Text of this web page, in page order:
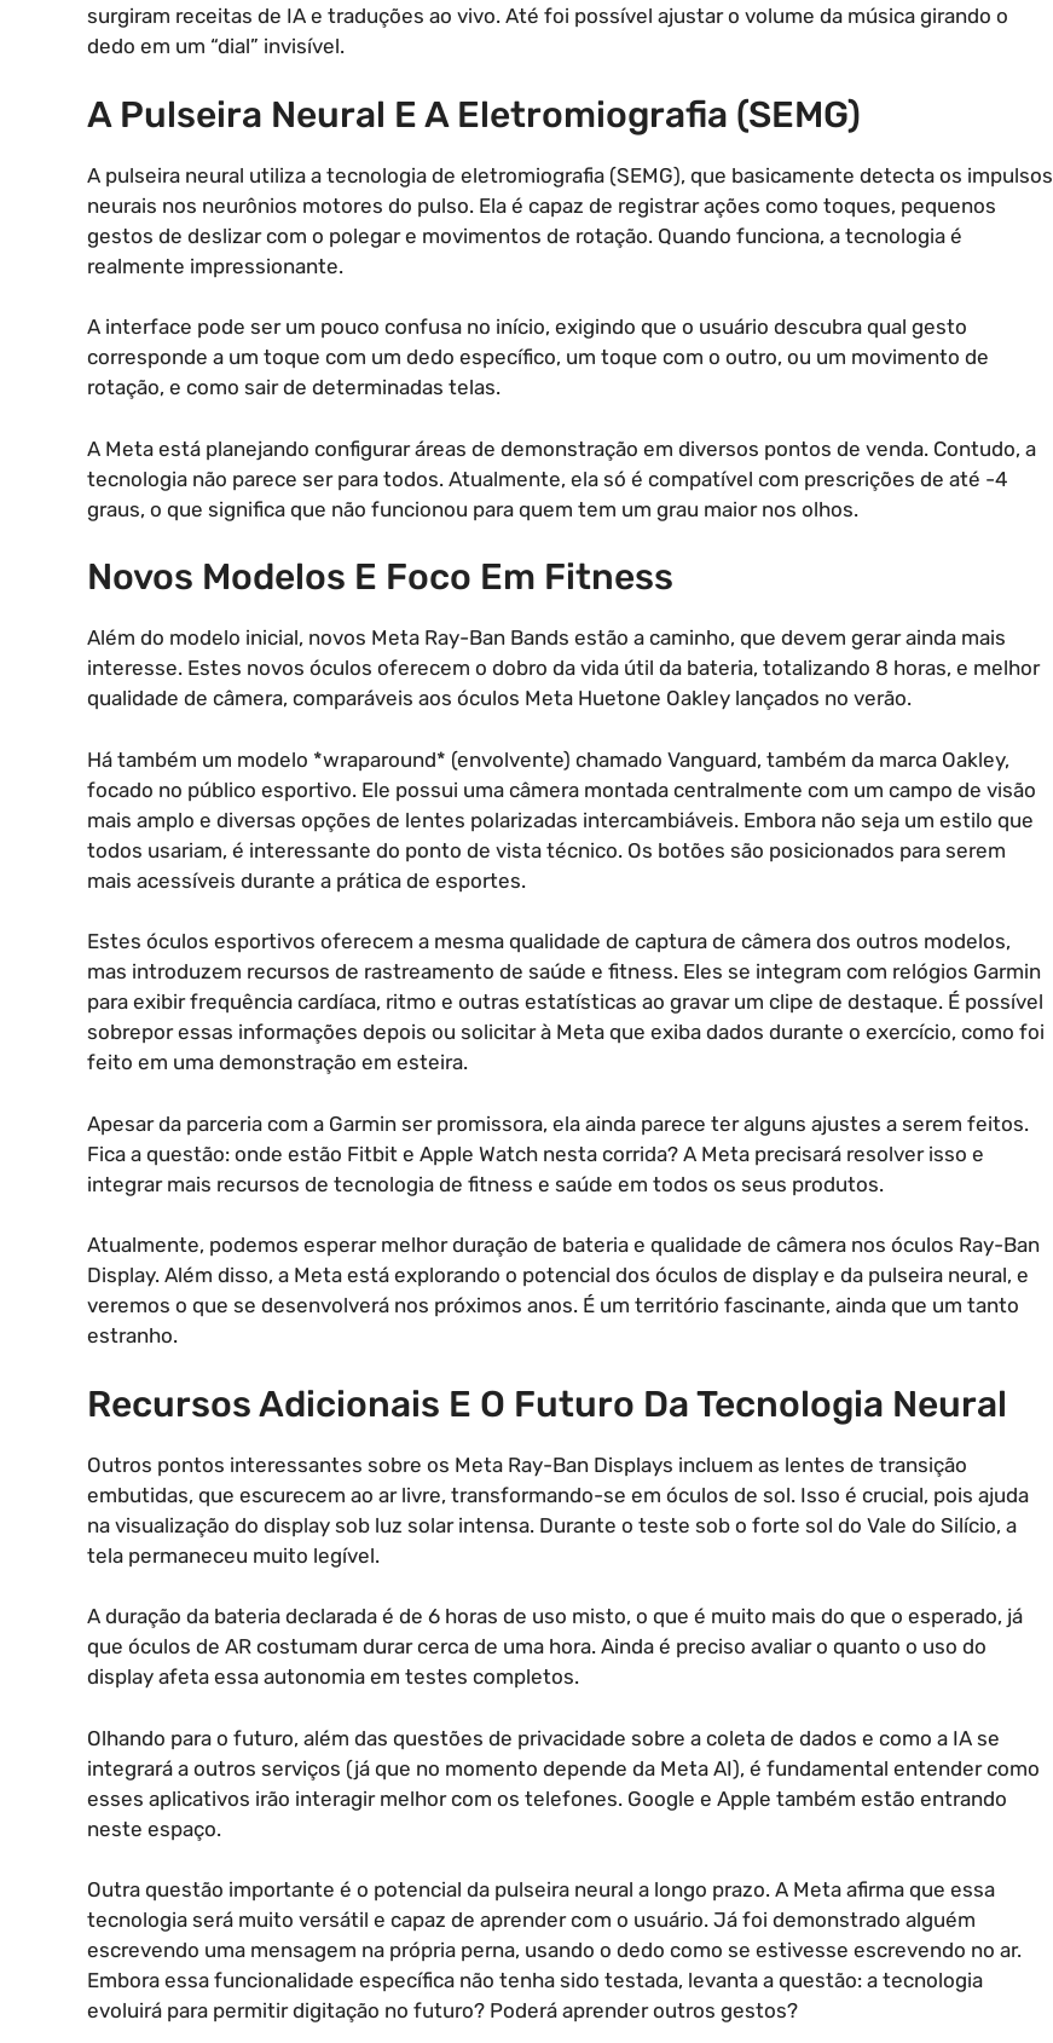
surgiram receitas de IA e traduções ao vivo. Até foi possível ajustar o volume da música girando o
dedo em um “dial” invisível.
A Pulseira Neural E A Eletromiografia (SEMG)
A pulseira neural utiliza a tecnologia de eletromiografia (SEMG), que basicamente detecta os impulsos
neurais nos neurônios motores do pulso. Ela é capaz de registrar ações como toques, pequenos
gestos de deslizar com o polegar e movimentos de rotação. Quando funciona, a tecnologia é
realmente impressionante.
A interface pode ser um pouco confusa no início, exigindo que o usuário descubra qual gesto
corresponde a um toque com um dedo específico, um toque com o outro, ou um movimento de
rotação, e como sair de determinadas telas.
A Meta está planejando configurar áreas de demonstração em diversos pontos de venda. Contudo, a
tecnologia não parece ser para todos. Atualmente, ela só é compatível com prescrições de até -4
graus, o que significa que não funcionou para quem tem um grau maior nos olhos.
Novos Modelos E Foco Em Fitness
Além do modelo inicial, novos Meta Ray-Ban Bands estão a caminho, que devem gerar ainda mais
interesse. Estes novos óculos oferecem o dobro da vida útil da bateria, totalizando 8 horas, e melhor
qualidade de câmera, comparáveis aos óculos Meta Huetone Oakley lançados no verão.
Há também um modelo *wraparound* (envolvente) chamado Vanguard, também da marca Oakley,
focado no público esportivo. Ele possui uma câmera montada centralmente com um campo de visão
mais amplo e diversas opções de lentes polarizadas intercambiáveis. Embora não seja um estilo que
todos usariam, é interessante do ponto de vista técnico. Os botões são posicionados para serem
mais acessíveis durante a prática de esportes.
Estes óculos esportivos oferecem a mesma qualidade de captura de câmera dos outros modelos,
mas introduzem recursos de rastreamento de saúde e fitness. Eles se integram com relógios Garmin
para exibir frequência cardíaca, ritmo e outras estatísticas ao gravar um clipe de destaque. É possível
sobrepor essas informações depois ou solicitar à Meta que exiba dados durante o exercício, como foi
feito em uma demonstração em esteira.
Apesar da parceria com a Garmin ser promissora, ela ainda parece ter alguns ajustes a serem feitos.
Fica a questão: onde estão Fitbit e Apple Watch nesta corrida? A Meta precisará resolver isso e
integrar mais recursos de tecnologia de fitness e saúde em todos os seus produtos.
Atualmente, podemos esperar melhor duração de bateria e qualidade de câmera nos óculos Ray-Ban
Display. Além disso, a Meta está explorando o potencial dos óculos de display e da pulseira neural, e
veremos o que se desenvolverá nos próximos anos. É um território fascinante, ainda que um tanto
estranho.
Recursos Adicionais E O Futuro Da Tecnologia Neural
Outros pontos interessantes sobre os Meta Ray-Ban Displays incluem as lentes de transição
embutidas, que escurecem ao ar livre, transformando-se em óculos de sol. Isso é crucial, pois ajuda
na visualização do display sob luz solar intensa. Durante o teste sob o forte sol do Vale do Silício, a
tela permaneceu muito legível.
A duração da bateria declarada é de 6 horas de uso misto, o que é muito mais do que o esperado, já
que óculos de AR costumam durar cerca de uma hora. Ainda é preciso avaliar o quanto o uso do
display afeta essa autonomia em testes completos.
Olhando para o futuro, além das questões de privacidade sobre a coleta de dados e como a IA se
integrará a outros serviços (já que no momento depende da Meta AI), é fundamental entender como
esses aplicativos irão interagir melhor com os telefones. Google e Apple também estão entrando
neste espaço.
Outra questão importante é o potencial da pulseira neural a longo prazo. A Meta afirma que essa
tecnologia será muito versátil e capaz de aprender com o usuário. Já foi demonstrado alguém
escrevendo uma mensagem na própria perna, usando o dedo como se estivesse escrevendo no ar.
Embora essa funcionalidade específica não tenha sido testada, levanta a questão: a tecnologia
evoluirá para permitir digitação no futuro? Poderá aprender outros gestos?